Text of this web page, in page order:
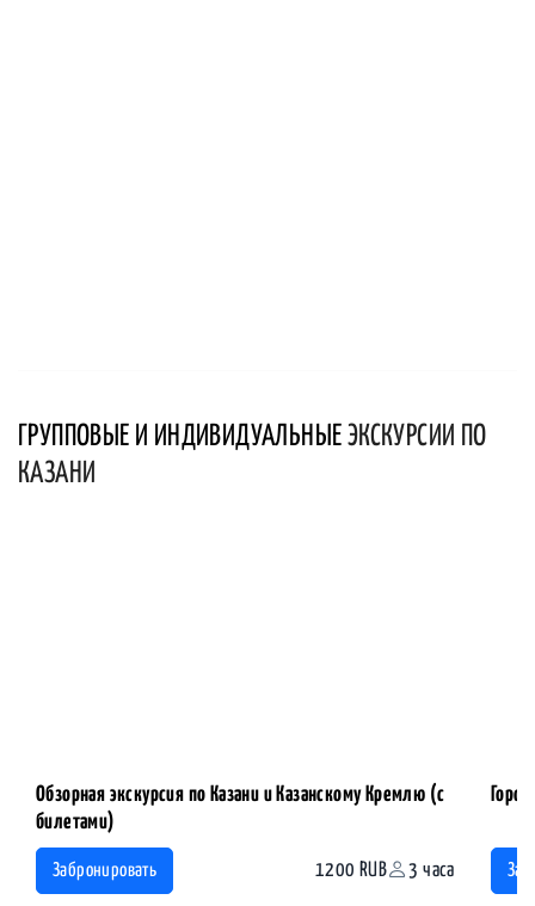
ГРУППОВЫЕ И ИНДИВИДУАЛЬНЫЕ ЭКСКУРСИИ ПО
КАЗАНИ
Обзорная экскурсия по Казани и Казанскому Кремлю (с
билетами)
Забронировать 1200 RUB 3 часа